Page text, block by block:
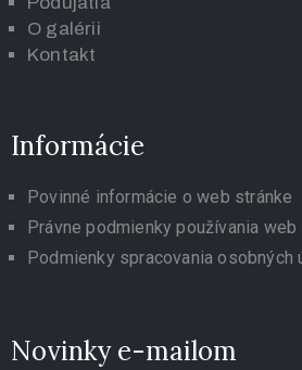
O galérii
Kontakt
Informácie
Povinné informácie o web stránke
Právne podmienky používania web
Podmienky spracovania osobných
Novinky e-mailom